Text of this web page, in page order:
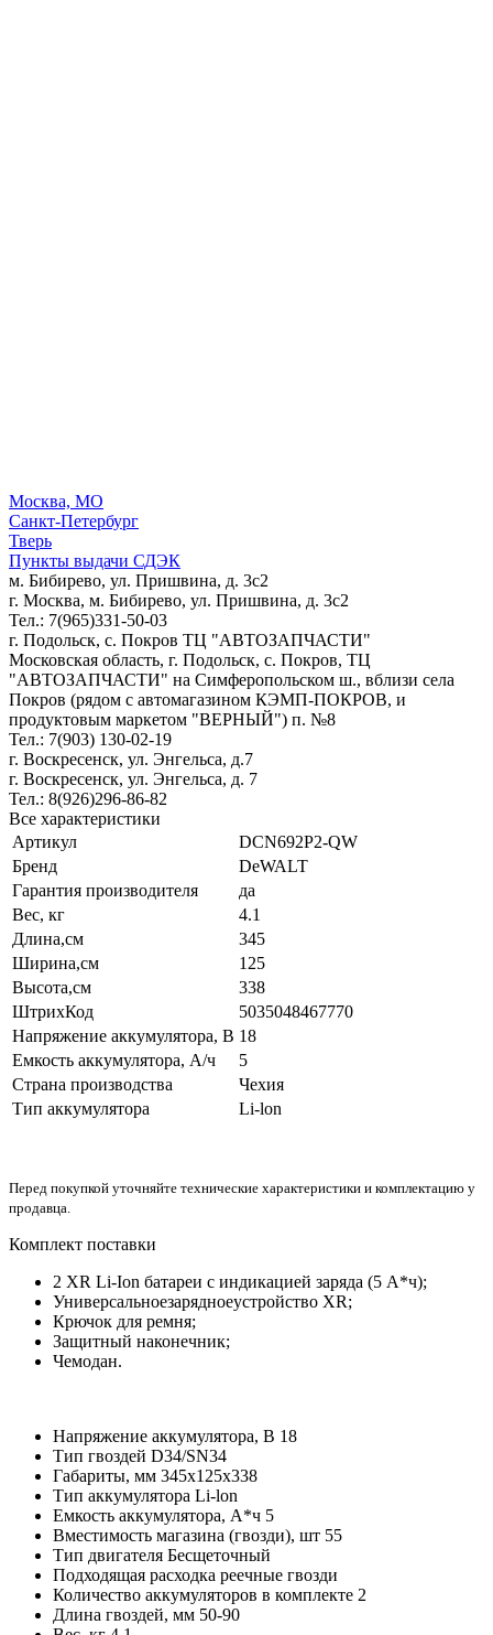
Москва, МО
Санкт-Петербург
Тверь
Пункты выдачи СДЭК
м. Бибирево, ул. Пришвина, д. 3с2
г. Москва, м. Бибирево, ул. Пришвина, д. 3с2
Тел.: 7(965)331-50-03
г. Подольск, c. Покров ТЦ "АВТОЗАПЧАСТИ"
Московская область, г. Подольск, c. Покров, ТЦ
"АВТОЗАПЧАСТИ" на Симферопольском ш., вблизи села
Покров (рядом с автомагазином КЭМП-ПОКРОВ, и
продуктовым маркетом "ВЕРНЫЙ") п. №8
Тел.: 7(903) 130-02-19
г. Воскресенск, ул. Энгельса, д.7
г. Воскресенск, ул. Энгельса, д. 7
Тел.: 8(926)296-86-82
Все характеристики
Артикул
DCN692P2-QW
Бренд
DeWALT
Гарантия производителя
да
Вес, кг
4.1
Длина,см
345
Ширина,см
125
Высота,см
338
ШтрихКод
5035048467770
Напряжение аккумулятора, В 18
Емкость аккумулятора, А/ч
5
Страна производства
Чехия
Тип аккумулятора
Li-lon
Перед покупкой уточняйте технические характеристики и комплектацию у
продавца.
Комплект поставки
2 XR Li-Ion батареи с индикацией заряда (5 А*ч);
Универсальноезарядноеустройство XR;
Крючок для ремня;
Защитный наконечник;
Чемодан.
Напряжение аккумулятора, В 18
Тип гвоздей D34/SN34
Габариты, мм 345х125х338
Тип аккумулятора Li-lon
Емкость аккумулятора, А*ч 5
Вместимость магазина (гвозди), шт 55
Тип двигателя Бесщеточный
Подходящая расходка реечные гвозди
Количество аккумуляторов в комплекте 2
Длина гвоздей, мм 50-90